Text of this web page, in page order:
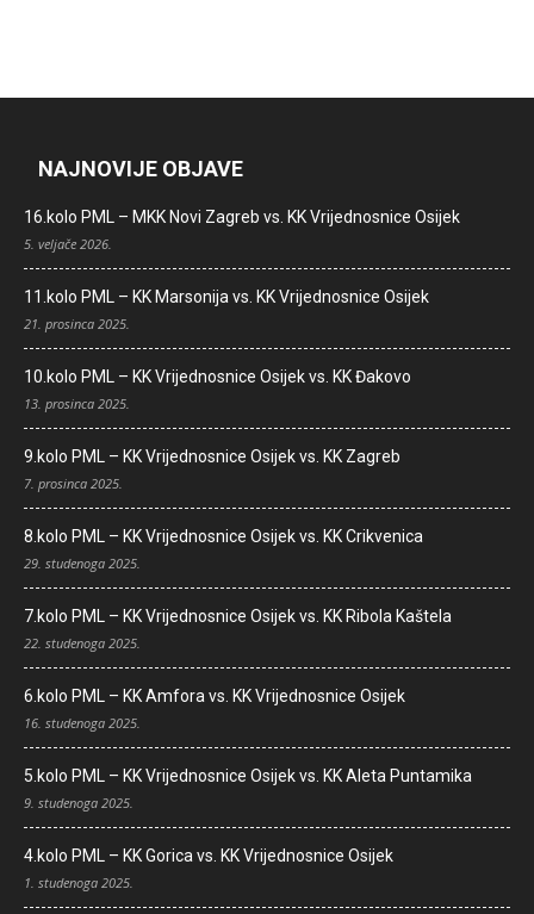
NAJNOVIJE OBJAVE
16.kolo PML – MKK Novi Zagreb vs. KK Vrijednosnice Osijek
5. veljače 2026.
11.kolo PML – KK Marsonija vs. KK Vrijednosnice Osijek
21. prosinca 2025.
10.kolo PML – KK Vrijednosnice Osijek vs. KK Đakovo
13. prosinca 2025.
9.kolo PML – KK Vrijednosnice Osijek vs. KK Zagreb
7. prosinca 2025.
8.kolo PML – KK Vrijednosnice Osijek vs. KK Crikvenica
29. studenoga 2025.
7.kolo PML – KK Vrijednosnice Osijek vs. KK Ribola Kaštela
22. studenoga 2025.
6.kolo PML – KK Amfora vs. KK Vrijednosnice Osijek
16. studenoga 2025.
5.kolo PML – KK Vrijednosnice Osijek vs. KK Aleta Puntamika
9. studenoga 2025.
4.kolo PML – KK Gorica vs. KK Vrijednosnice Osijek
1. studenoga 2025.